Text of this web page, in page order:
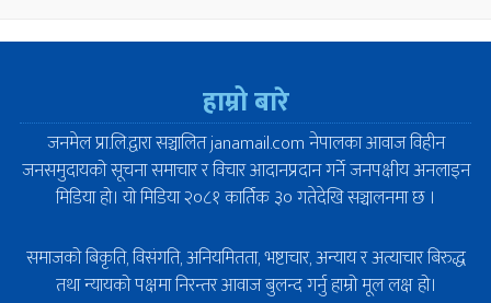
हाम्रो बारे
जनमेल प्रा.लि.द्वारा सञ्चालित janamail.com नेपालका आवाज विहीन
जनसमुदायको सूचना समाचार र विचार आदानप्रदान गर्ने जनपक्षीय अनलाइन
मिडिया हो। यो मिडिया २०८१ कार्तिक ३० गतेदेखि सञ्चालनमा छ ।
समाजको बिकृति, विसंगति, अनियमितता, भष्टाचार, अन्याय र अत्याचार बिरुद्ध
तथा न्यायको पक्षमा निरन्तर आवाज बुलन्द गर्नु हाम्रो मूल लक्ष हो।